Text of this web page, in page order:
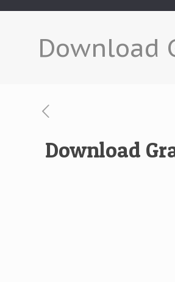
Download
Download